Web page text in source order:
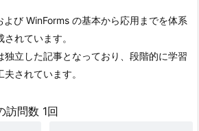
び WinForms の基本から応用までを体系
れています。
独立した記事となっており、段階的に学習
されています。
訪問数 1回